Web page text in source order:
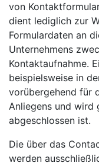
von
dient lediglich zur
Formulardaten an
Unternehmens
Kontaktaufnahme.
beispielsweise in
vorübergehend für
Anliegens und wird
abgeschlossen ist.
Die über das
werden